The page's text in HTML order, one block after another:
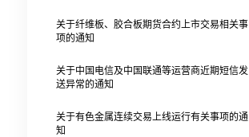
关于纤维板、胶合板期货合约上市交易相关事
项的通知
关于中国电信及中国联通等运营商近期短信发
送异常的通知
关于有色金属连续交易上线运行有关事项的通
知